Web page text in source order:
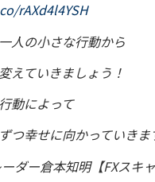
rAXd4l4YSH
人の小さな行動から
えていきましょう！
動によって
つ幸せに向かっていき
ダー倉本知明【FXスキ